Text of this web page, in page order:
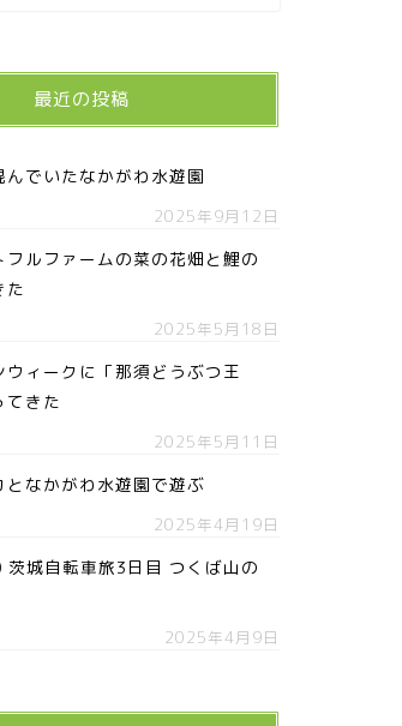
最近の投稿
んでいたなかがわ水遊園
2025年9月12日
フルファームの菜の花畑と鯉の
た
2025年5月18日
ウィークに「那須どうぶつ王
てきた
2025年5月11日
となかがわ水遊園で遊ぶ
2025年4月19日
城自転車旅3日目 つくば山の
2025年4月9日